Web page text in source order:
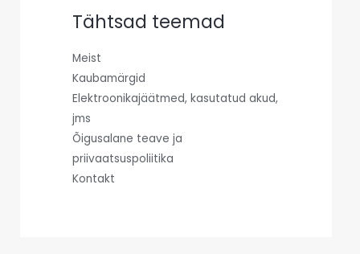
Tähtsad teemad
Meist
Kaubamärgid
Elektroonikajäätmed, kasutatud akud,
jms
Õigusalane teave ja
priivaatsuspoliitika
Kontakt